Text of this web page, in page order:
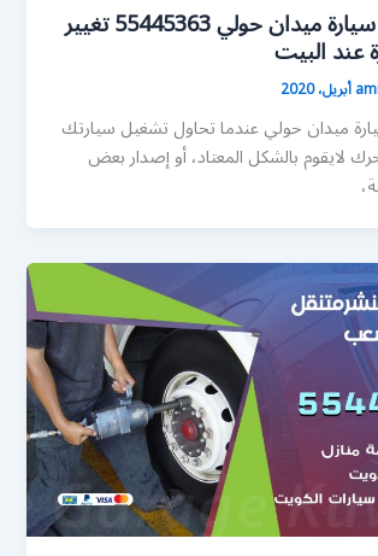
تبديل بطارية سيارة ميدان حولي 55445363 تغيير
عند البيت
ميدان حولي عندما تحاول تشغيل سيارتك
لايقوم بالشكل المعتاد، أو إصدار بعض